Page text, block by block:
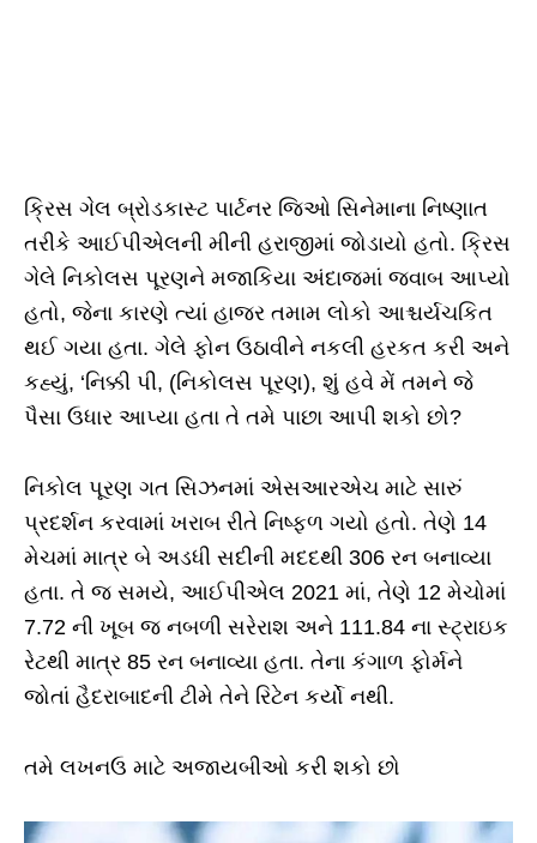
ક્રિસ ગેલ બ્રોડકાસ્ટ પાર્ટનર જિઓ સિનેમાના નિષ્ણાત
તરીકે આઈપીએલની મીની હરાજીમાં જોડાયો હતો. ક્રિસ
ગેલે નિકોલસ પૂરણને મજાકિયા અંદાજમાં જવાબ આપ્યો
હતો, જેના કારણે ત્યાં હાજર તમામ લોકો આશ્ચર્યચકિત
થઈ ગયા હતા. ગેલે ફોન ઉઠાવીને નકલી હરકત કરી અને
કહ્યું, ‘નિક્કી પી, (નિકોલસ પૂરણ), શું હવે મેં તમને જે
પૈસા ઉધાર આપ્યા હતા તે તમે પાછા આપી શકો છો?
નિકોલ પૂરણ ગત સિઝનમાં એસઆરએચ માટે સારું
પ્રદર્શન કરવામાં ખરાબ રીતે નિષ્ફળ ગયો હતો. તેણે 14
મેચમાં માત્ર બે અડધી સદીની મદદથી 306 રન બનાવ્યા
હતા. તે જ સમયે, આઈપીએલ 2021 માં, તેણે 12 મેચોમાં
7.72 ની ખૂબ જ નબળી સરેરાશ અને 111.84 ના સ્ટ્રાઇક
રેટથી માત્ર 85 રન બનાવ્યા હતા. તેના કંગાળ ફોર્મને
જોતાં હૈદરાબાદની ટીમે તેને રિટેન કર્યો નથી.
તમે લખનઉ માટે અજાયબીઓ કરી શકો છો